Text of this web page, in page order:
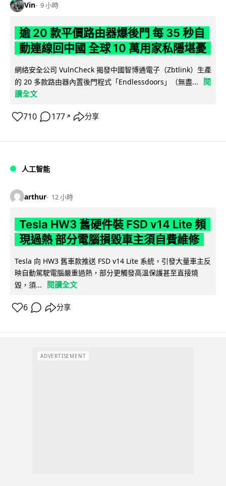
Vin 9 小時
逾 20 款平價路由器爆後門 每 35 秒自
動連線回中國 全球 10 萬用家私隱堪憂
網絡安全公司 VulnCheck 揭發中國智博通電子（Zbtlink）生產
的 20 多款路由器內置後門程式「Endlessdoors」（無盡...
閱
讀全文
710 177 ↗ 分享
人工智能
arthur 12 小時
Tesla HW3 舊硬件裝 FSD v14 Lite 頻
現過熱 部分電腦損毀車主須自費維修
Tesla 向 HW3 舊車款推送 FSD v14 Lite 系統，引發大量車主反
映自動駕駛電腦嚴重過熱，部分更觸發高溫保護甚至直接燒
毀，須...
閱讀全文
6 分享
ADVERTISEMENT